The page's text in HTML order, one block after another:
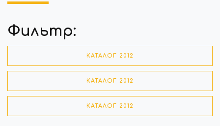
Фильтр:
КАТАЛОГ 2012
КАТАЛОГ 2012
КАТАЛОГ 2012